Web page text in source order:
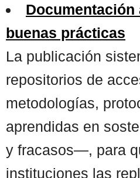
Documentación
buenas prácticas
La publicación
repositorios de
metodologías,
aprendidas en
y fracasos—, para
instituciones las